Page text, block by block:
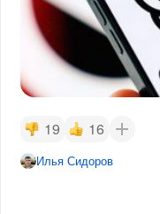
19 16
Илья Сидоров